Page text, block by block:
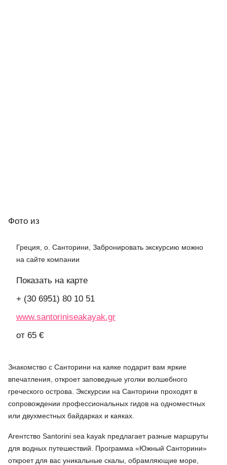
Фото из
Греция, о. Санторини, Забронировать экскурсию можно
на сайте компании
Показать на карте
+ (30 6951) 80 10 51
www.santoriniseakayak.gr
от 65 €
Знакомство с Санторини на каяке подарит вам яркие
впечатления, откроет заповедные уголки волшебного
греческого острова. Экскурсии на Санторини проходят в
сопровождении профессиональных гидов на одноместных
или двухместных байдарках и каяках.
Агентство Santorini sea kayak предлагает разные маршруты
для водных путешествий. Программа «Южный Санторини»
откроет для вас уникальные скалы, обрамляющие море,